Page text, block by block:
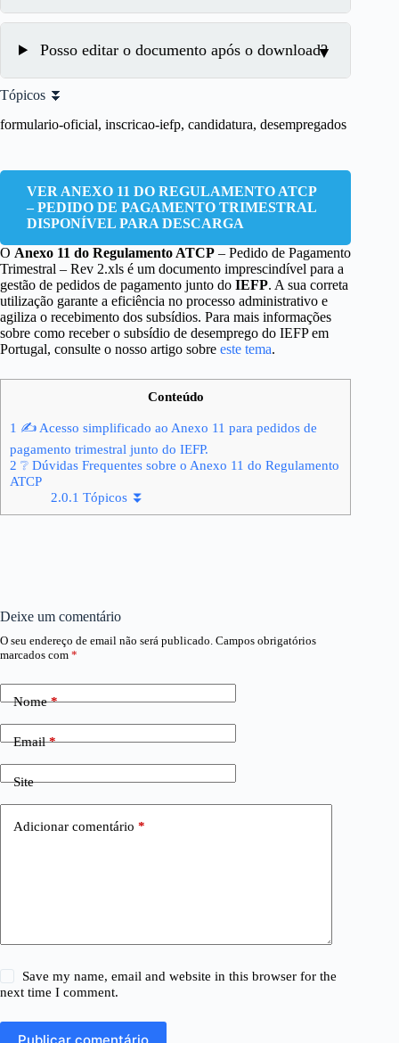
Posso editar o documento após o download?
Tópicos ⏬
formulario-oficial, inscricao-iefp, candidatura, desempregados
VER ANEXO 11 DO REGULAMENTO ATCP
– PEDIDO DE PAGAMENTO TRIMESTRAL
DISPONÍVEL PARA DESCARGA
O Anexo 11 do Regulamento ATCP – Pedido de Pagamento
Trimestral – Rev 2.xls é um documento imprescindível para a
gestão de pedidos de pagamento junto do IEFP. A sua correta
utilização garante a eficiência no processo administrativo e
agiliza o recebimento dos subsídios. Para mais informações
sobre como receber o subsídio de desemprego do IEFP em
Portugal, consulte o nosso artigo sobre este tema.
Conteúdo
1 ✍ Acesso simplificado ao Anexo 11 para pedidos de
pagamento trimestral junto do IEFP.
2 ❔ Dúvidas Frequentes sobre o Anexo 11 do Regulamento
ATCP
2.0.1 Tópicos ⏬
Deixe um comentário
O seu endereço de email não será publicado. Campos obrigatórios
marcados com *
Nome*
Email*
Site
Adicionar comentário *
Save my name, email and website in this browser for the
next time I comment.
Publicar comentário